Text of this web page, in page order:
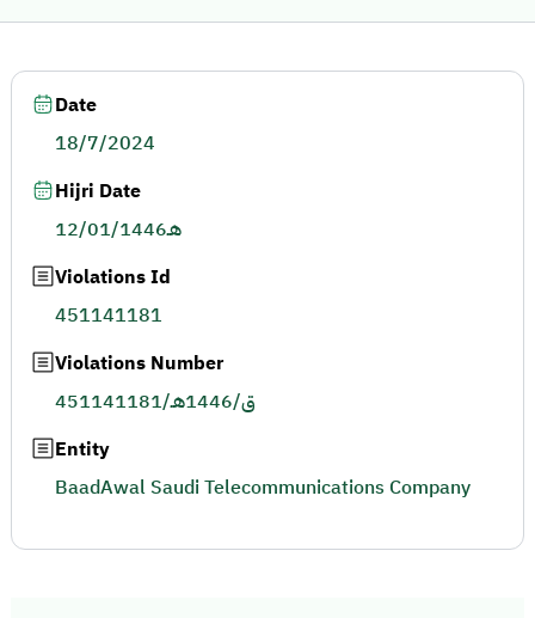
Date
18/7/2024
Hijri Date
12/01/1446هـ
Violations Id
451141181
Violations Number
451141181/ق/1446هـ
Entity
BaadAwal Saudi Telecommunications Company